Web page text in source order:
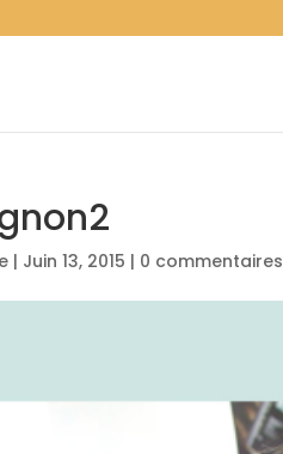
| Juin 13, 2015 | 0 commentaires